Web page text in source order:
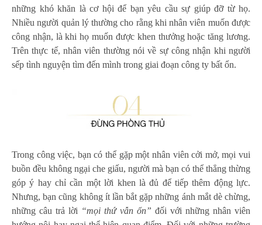
những khó khăn là cơ hội để bạn yêu cầu sự giúp đỡ từ họ.
Nhiều người quản lý thường cho rằng khi nhân viên muốn được
công nhận, là khi họ muốn được khen thưởng hoặc tăng lương.
Trên thực tế, nhân viên thường nói về sự công nhận khi người
sếp tình nguyện tìm đến mình trong giai đoạn công ty bất ổn.
Trong công việc, bạn có thể gặp một nhân viên cởi mở, mọi vui
buồn đều không ngại che giấu, người mà bạn có thể thẳng thừng
góp ý hay chỉ cần một lời khen là đủ để tiếp thêm động lực.
Nhưng, bạn cũng không ít lần bắt gặp những ánh mắt dè chừng,
những câu trả lời “mọi thứ vẫn ổn” đối với những nhân viên